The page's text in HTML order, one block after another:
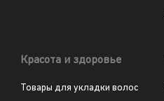
Красота и здоровье
Товары для укладки волос